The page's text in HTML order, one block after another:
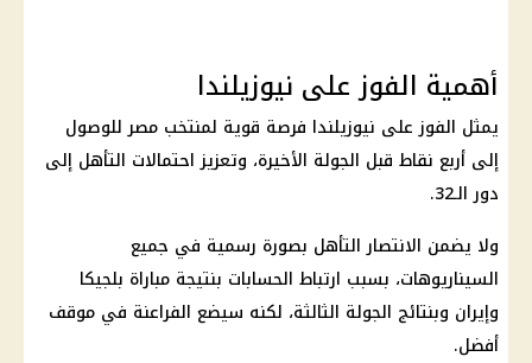
أهمية الفوز على نيوزيلندا
يمثل الفوز على نيوزيلندا فرصة قوية لمنتخب مصر للوصول
إلى أربع نقاط قبل الجولة الأخيرة، وتعزيز احتمالات التأهل إلى
دور الـ32.
ولا يضمن الانتصار التأهل بصورة رسمية في جميع
السيناريوهات، بسبب ارتباط الحسابات بنتيجة مباراة بلجيكا
وإيران وبنتائج الجولة الثالثة، لكنه سيضع الفراعنة في موقف
أفضل.